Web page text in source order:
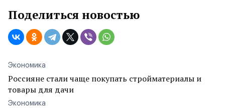
Поделиться новостью
Экономика
Россияне стали чаще покупать стройматериалы и
товары для дачи
Экономика